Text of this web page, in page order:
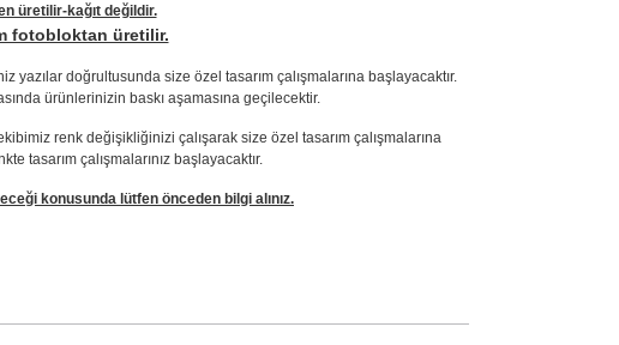
üretilir-kağıt değildir.
fotobloktan üretilir.
doğrultusunda size özel tasarım çalışmalarına başlayacaktır.
ürünlerinizin baskı aşamasına geçilecektir.
renk değişikliğinizi çalışarak size özel tasarım çalışmalarına
tasarım çalışmalarınız başlayacaktır.
konusunda lütfen önceden bilgi alınız.